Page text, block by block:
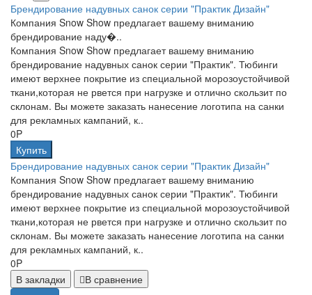
Брендирование надувных санок серии "Практик Дизайн"
Компания Snow Show предлагает вашему вниманию
брендирование наду�..
Компания Snow Show предлагает вашему вниманию
брендирование надувных санок серии "Практик". Тюбинги
имеют верхнее покрытие из специальной морозоустойчивой
ткани,которая не рвется при нагрузке и отлично скользит по
склонам. Вы можете заказать нанесение логотипа на санки
для рекламных кампаний, к..
0P
Купить
Брендирование надувных санок серии "Практик Дизайн"
Компания Snow Show предлагает вашему вниманию
брендирование надувных санок серии "Практик". Тюбинги
имеют верхнее покрытие из специальной морозоустойчивой
ткани,которая не рвется при нагрузке и отлично скользит по
склонам. Вы можете заказать нанесение логотипа на санки
для рекламных кампаний, к..
0P
В закладки
В сравнение